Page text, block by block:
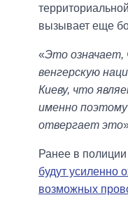
вызывает еще
«Это
венгерскую
Киеву, что
именно
отвергает это
Ранее в
будут усиленно
возможных